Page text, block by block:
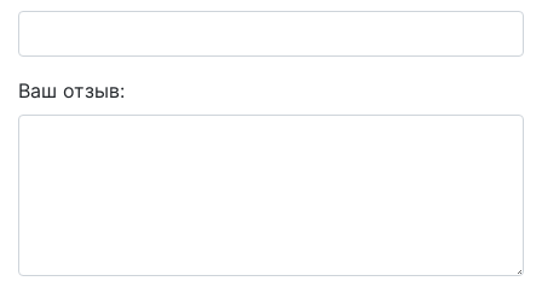
Ваш отзыв: